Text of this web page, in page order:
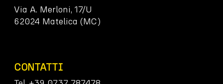
Via A. Merloni, 17/U
62024 Matelica (MC)
CONTATTI